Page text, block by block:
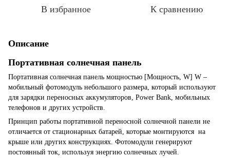
В избранное К сравнению
Описание
Портативная солнечная панель
Портативная солнечная панель мощностью [Мощность, W] W –
мобильный фотомодуль небольшого размера, который используют
для зарядки переносных аккумуляторов, Power Bank, мобильных
телефонов и других устройств.
Принцип работы портативной переносной солнечной панели не
отличается от стационарных батарей, которые монтируются на
крыше или других конструкциях. Фотомодули генерируют
постоянный ток, используя энергию солнечных лучей.